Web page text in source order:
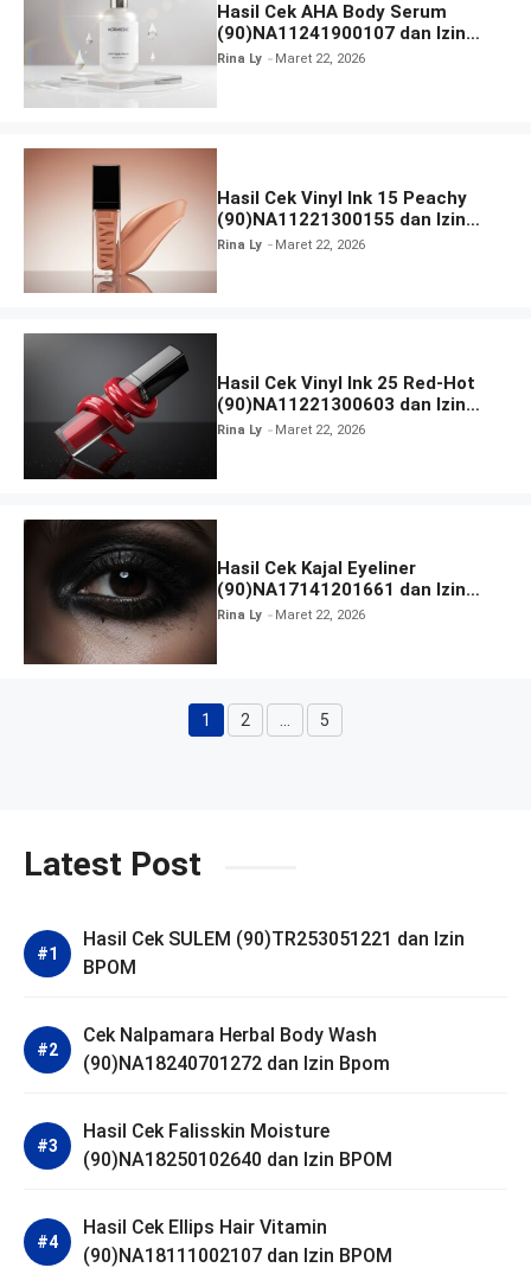
Hasil Cek AHA Body Serum
(90)NA11241900107 dan Izin
BPOM
Rina Ly Maret 22, 2026
Hasil Cek Vinyl Ink 15 Peachy
(90)NA11221300155 dan Izin
BPOM
Rina Ly Maret 22, 2026
Hasil Cek Vinyl Ink 25 Red-Hot
(90)NA11221300603 dan Izin
BPOM
Rina Ly Maret 22, 2026
Hasil Cek Kajal Eyeliner
(90)NA17141201661 dan Izin
BPOM
Rina Ly Maret 22, 2026
Halaman
1 Halaman
2 5
Latest Post
Hasil Cek SULEM (90)TR253051221 dan Izin
BPOM
Cek Nalpamara Herbal Body Wash
(90)NA18240701272 dan Izin Bpom
Hasil Cek Falisskin Moisture
(90)NA18250102640 dan Izin BPOM
Hasil Cek Ellips Hair Vitamin
(90)NA18111002107 dan Izin BPOM